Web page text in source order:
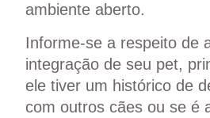
ambiente aberto.
Informe-se a respeito de
integração de seu pet,
ele tiver um histórico de
com outros cães ou se é